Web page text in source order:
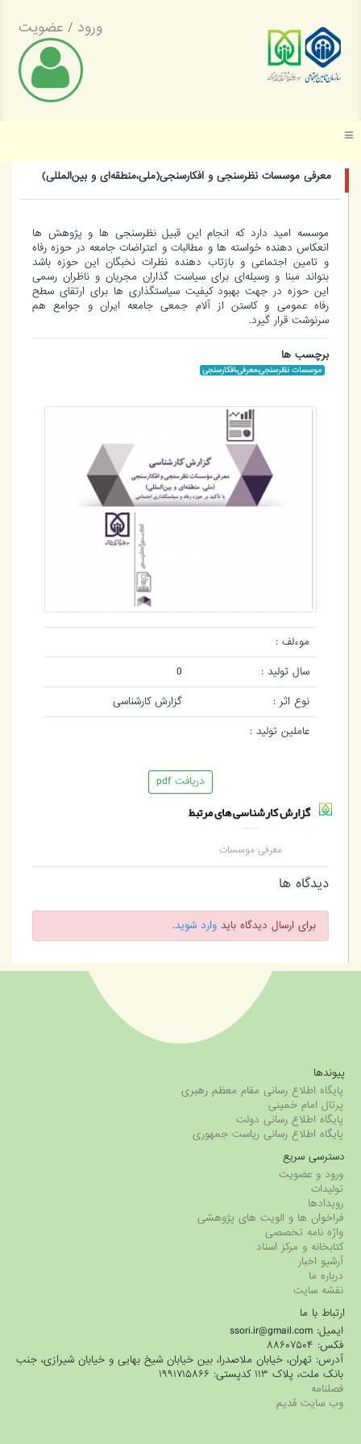
موسسه عالی پژوهش تأمین اجتماعی
ورود/عضویت
معرفی موسسات نظرسنجی و افکارسنجی(ملی،منطقه‌ای و بین‌المللی)
موسسه امید دارد که انجام این قبیل نظرسنجی ها و پژوهش ها
انعکاس دهنده خواسته ها و مطالبات و اعتراضات جامعه در حوزه رفاه
و تامین اجتماعی و بازتاب دهنده نظرات نخبگان این حوزه باشد
بتواند مبنا و وسیله‌ای برای سیاست گذاران مجریان و ناظران رسمی
این حوزه در جهت بهبود کیفیت سیاستگذاری ها برای ارتقای سطح
رفاه عمومی و کاستن از آلام جمعی جامعه ایران و جوامع هم
سرنوشت قرار گیرد.
برچسب ها
موسسات نظرسنجی،معرفی،افکارسنجی
موءلف :
سال تولید :
نوع اثر :
گزارش کارشناسی
عاملین تولید :
دریافت pdf
گزارش کارشناسی های مرتبط
معرفی موسسات
نظرسنجی و
افکارسنجی(ملی،منطقه‌ای
و بین‌المللی) دیدگاه ها
برای ارسال دیدگاه بایدوارد شوید.
پیوندها
پایگاه اطلاع رسانی مقام معظم رهبری
پرتال امام خمینی
پایگاه اطلاع رسانی دولت
پایگاه اطلاع رسانی ریاست جمهوری
دسترسی سریع
ورود و عضویت
تولیدات
رویدادها
فراخوان ها و الویت های پژوهشی
واژه نامه تخصصی
کتابخانه و مرکز اسناد
آرشیو اخبار
درباره ما
نقشه سایت
ارتباط با ما
ایمیل: ssori.ir@gmail.com
فکس: ۸۸۶۰۷۵۰۴
آدرس: تهران، خیابان ملاصدرا، بین خیابان شیخ بهایی و خیابان شیرازی، جنب
بانک ملت، پلاک ۱۱۳ کدپستی: ۱۹۹۱۷۱۵۸۶۶
فصلنامه
وب سایت قدیم